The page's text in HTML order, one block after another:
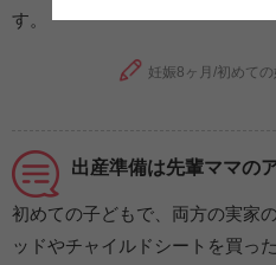
す。
妊娠8ヶ月/初めて
出産準備は先輩ママの
初めての子どもで、両方の実家
ッドやチャイルドシートを買っ